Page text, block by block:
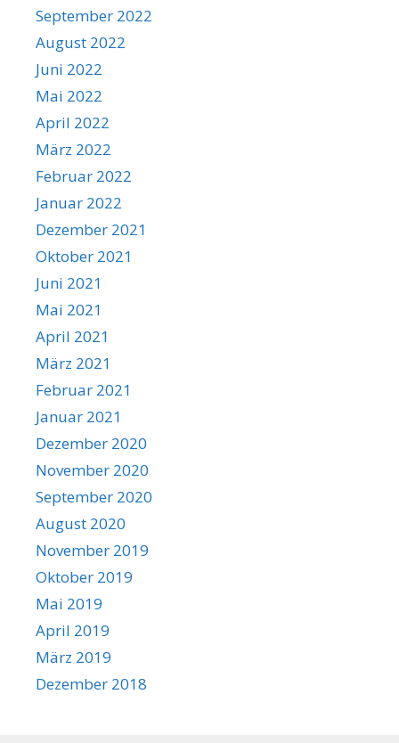
September 2022
August 2022
Juni 2022
Mai 2022
April 2022
März 2022
Februar 2022
Januar 2022
Dezember 2021
Oktober 2021
Juni 2021
Mai 2021
April 2021
März 2021
Februar 2021
Januar 2021
Dezember 2020
November 2020
September 2020
August 2020
November 2019
Oktober 2019
Mai 2019
April 2019
März 2019
Dezember 2018